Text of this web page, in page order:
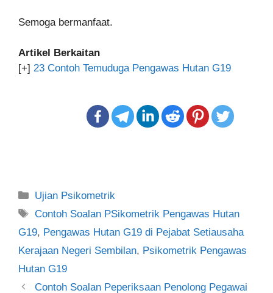
Semoga bermanfaat.
Artikel Berkaitan
[+] 23 Contoh Temuduga Pengawas Hutan G19
Categories
Ujian Psikometrik
Tags
Contoh Soalan PSikometrik Pengawas Hutan
G19, Pengawas Hutan G19 di Pejabat Setiausaha
Kerajaan Negeri Sembilan, Psikometrik Pengawas
Hutan G19
PostContoh Soalan Peperiksaan Penolong Pegawai